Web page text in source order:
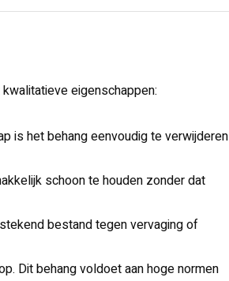
eigenschappen:
is het behang eenvoudig te verwijderen
schoon te houden zonder dat
bestand tegen vervaging of
Dit behang voldoet aan hoge normen